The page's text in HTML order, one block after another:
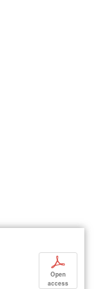
p
Open
access